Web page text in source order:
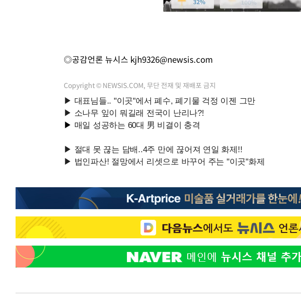
◎공감언론 뉴시스 kjh9326@newsis.com
Copyright © NEWSIS.COM, 무단 전재 및 재배포 금지